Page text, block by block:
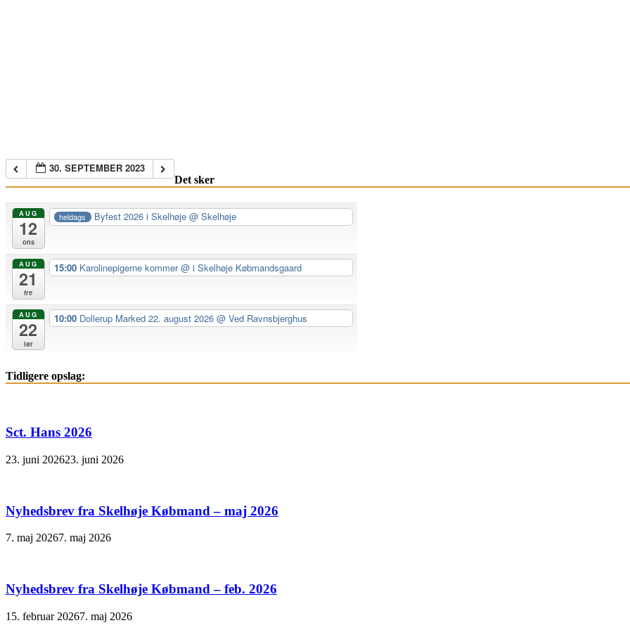
30. SEPTEMBER 2023
Det sker
AUG
12
ons
heldags Byfest 2026 i Skelhøje@ Skelhøje
AUG
21
fre
15:00 Karolinepigerne kommer@ i Skelhøje Købmandsgaard
AUG
22
lør
10:00 Dollerup Marked 22. august 2026 @ Ved Ravnsbjerghus
Tidligere opslag:
Sct. Hans 2026
23. juni 202623. juni 2026
Nyhedsbrev fra Skelhøje Købmand – maj 2026
7. maj 20267. maj 2026
Nyhedsbrev fra Skelhøje Købmand – feb. 2026
15. februar 20267. maj 2026